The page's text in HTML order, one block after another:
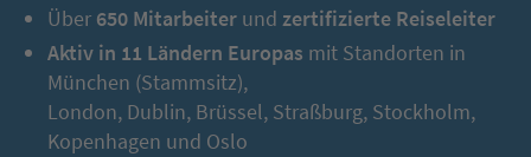
Über 650 Mitarbeiter und zertifizierte Reiseleiter
Aktiv in 11 Ländern Europas mit Standorten in
München (Stammsitz),
London, Dublin, Brüssel, Straßburg, Stockholm,
Kopenhagen und Oslo